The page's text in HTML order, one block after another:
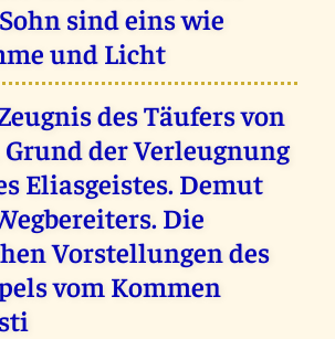
sind eins wie
und Licht
des Täufers von
Grund der Verleugnung
Eliasgeistes. Demut
Die
Vorstellungen des
vom Kommen